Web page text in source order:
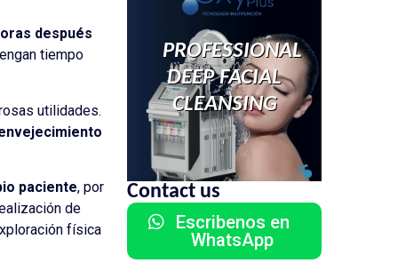
después
tiempo
utilidades.
paciente, por
de
física
armonioso, justo
lo que buscaba.
Sin duda lo
recomiendo al
100%.
PROFESSIONAL
DEEP FACIAL
CLEANSING
Contact us
Escribenos en
WhatsApp